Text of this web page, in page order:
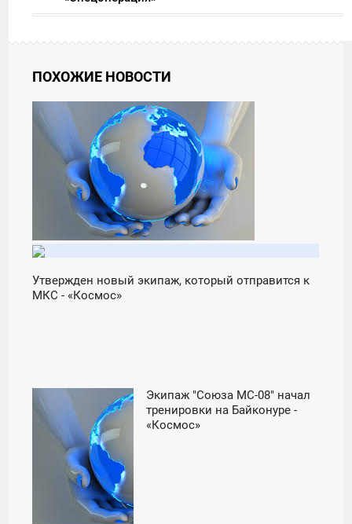
ПОХОЖИЕ НОВОСТИ
Утвержден новый экипаж, который отправится к
МКС - «Космос»
Экипаж "Союза МС-08" начал
тренировки на Байконуре -
«Космос»